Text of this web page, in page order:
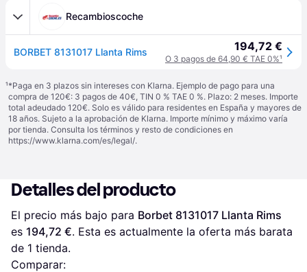
Recambioscoche
BORBET 8131017 Llanta Rims 194,72 €
O 3 pagos de 64,90 € TAE 0%¹
¹*Paga en 3 plazos sin intereses con Klarna. Ejemplo de pago para una
compra de 120€: 3 pagos de 40€, TIN 0 % TAE 0 %. Plazo: 2 meses. Importe
total adeudado 120€. Solo es válido para residentes en España y mayores de
18 años. Sujeto a la aprobación de Klarna. Importe mínimo y máximo varía
por tienda. Consulta los términos y resto de condiciones en
https://www.klarna.com/es/legal/.
Detalles del producto
El precio más bajo para Borbet 8131017 Llanta Rims
es 194,72 €. Esta es actualmente la oferta más barata
de 1 tienda.
Comparar: